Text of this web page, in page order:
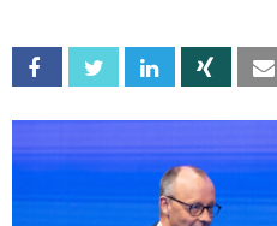
Facebook Twitter Linkedin Xing